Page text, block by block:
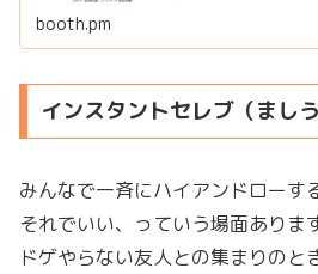
booth.pm
インスタントセレブ（まし
みんなで一斉にハイアンドローす
それでいい、っていう場面ありま
ドゲやらない友人との集まりのと